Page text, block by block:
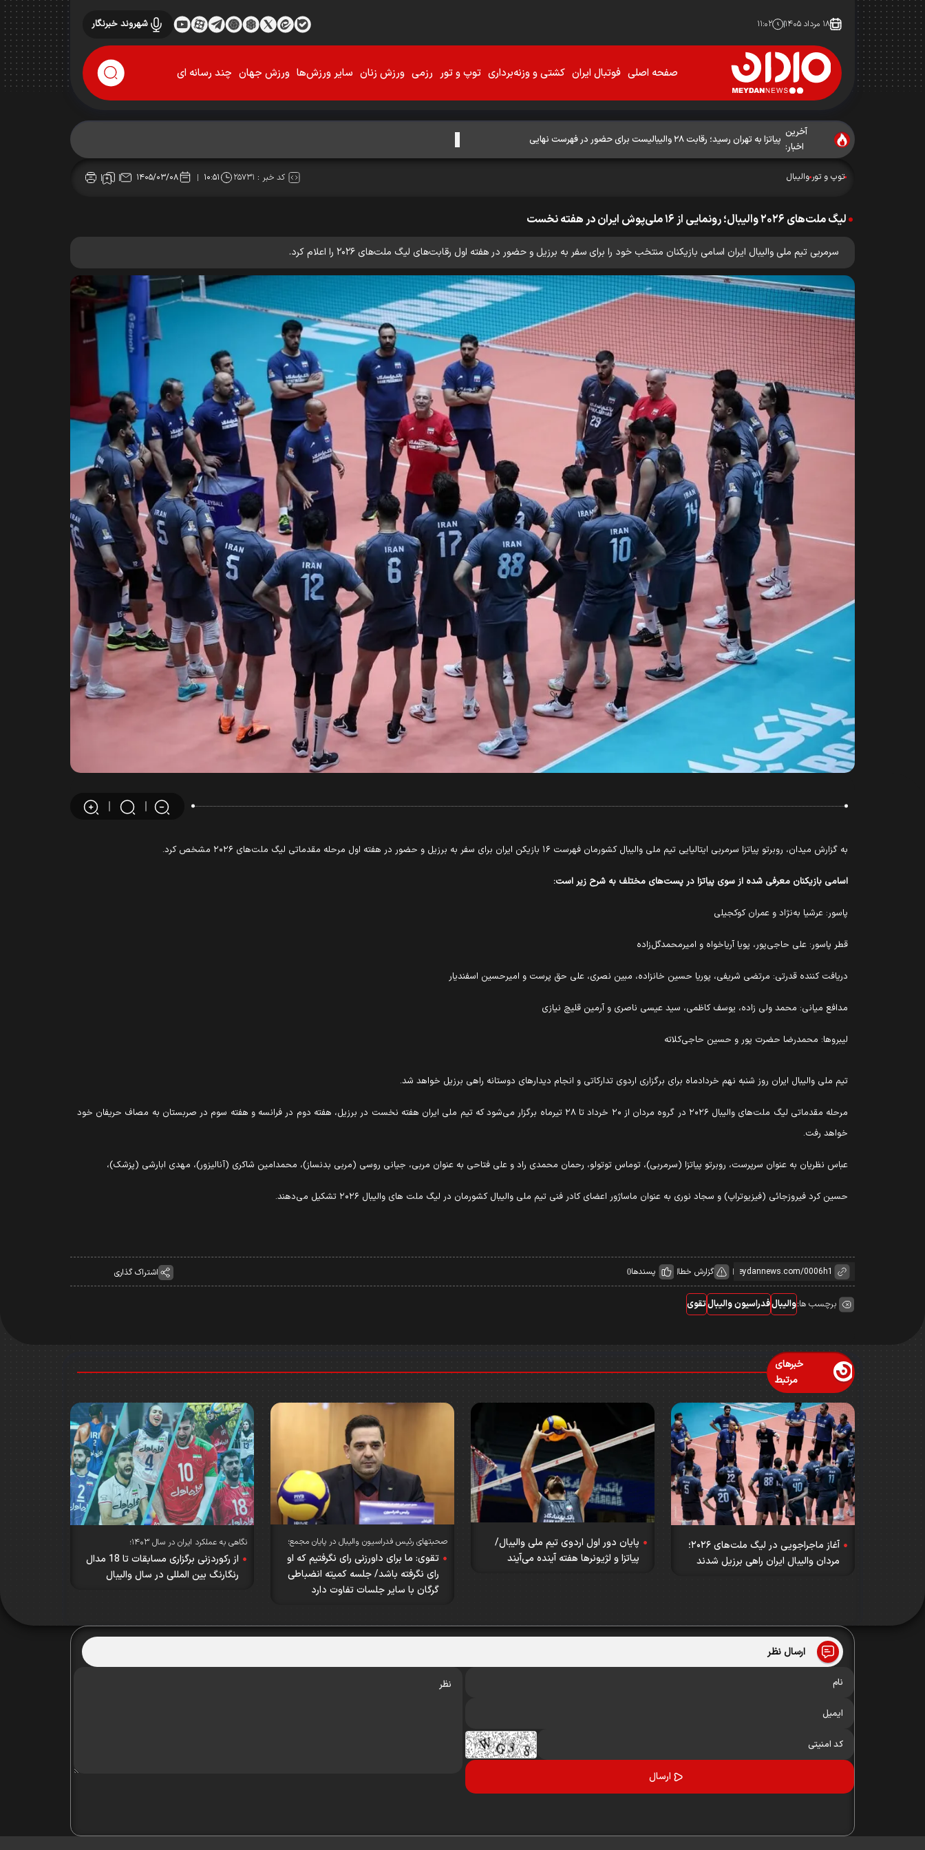
۱۸ مرداد ۱۴۰۵ ۱۱:۰۲ شهروند خبرنگار
صفحه اصلی فوتبال ایران کشتی و وزنه‌برداری توپ و تور رزمی ورزش زنان سایر ورزش‌ها ورزش جهان چند رسانه ای
آخرین
اخبار:
پیاتزا به تهران رسید؛ رقابت ۲۸ والیبالیست برای حضور در فهرست نهایی
توپ و تور والیبال کد خبر : ۲۵۷۳۱ ۱۰:۵۱ ۱۴۰۵/۰۳/۰۸
لیگ ملت‌های ۲۰۲۶ والیبال؛ رونمایی از ۱۶ ملی‌پوش ایران در هفته نخست
سرمربی تیم ملی والیبال ایران اسامی بازیکنان منتخب خود را برای سفر به برزیل و حضور در هفته اول رقابت‌های لیگ ملت‌های ۲۰۲۶ را اعلام کرد.
به گزارش میدان، روبرتو پیاتزا سرمربی ایتالیایی تیم ملی والیبال کشورمان فهرست ۱۶ بازیکن ایران برای سفر به برزیل و حضور در هفته اول مرحله مقدماتی لیگ ملت‌های ۲۰۲۶ مشخص کرد.
اسامی بازیکنان معرفی شده از سوی پیاتزا در پست‌های مختلف به شرح زیر است:
پاسور: عرشیا به‌نژاد و عمران کوکجیلی
قطر پاسور: علی حاجی‌پور، پویا آریاخواه و امیرمحمدگل‌زاده
دریافت کننده قدرتی: مرتضی شریفی، پوریا حسین خانزاده، مبین نصری، علی حق پرست و امیرحسین اسفندیار
مدافع میانی: محمد ولی زاده، یوسف کاظمی، سید عیسی ناصری و آرمین قلیچ نیازی
لیبروها: محمدرضا حضرت پور و حسین حاجی‌کلاته
تیم ملی والیبال ایران روز شنبه نهم خردادماه برای برگزاری اردوی تدارکاتی و انجام دیدارهای دوستانه راهی برزیل خواهد شد.
مرحله مقدماتی لیگ ملت‌های والیبال ۲۰۲۶ در گروه مردان از ۲۰ خرداد تا ۲۸ تیرماه برگزار می‌شود که تیم ملی ایران هفته نخست در برزیل، هفته دوم در فرانسه و هفته سوم در صربستان به مصاف حریفان خود
خواهد رفت.
عباس نظریان به عنوان سرپرست، روبرتو پیاتزا (سرمربی)، توماس توتولو، رحمان محمدی راد ‌و علی فتاحی به عنوان مربی، جیانی روسی (مربی بدنساز)، محمدامین شاکری (آنالیزور)، مهدی ابارشی (پزشک)،
حسین کرد فیروزجائی (فیزیوتراپ) و سجاد نوری به عنوان ماساژور اعضای کادر فنی تیم ملی والیبال کشورمان در لیگ ملت های والیبال ۲۰۲۶ تشکیل می‌دهند.
گزارش خطا پسندها0 اشتراک گذاری
برچسب ها:والیبالفدراسیون والیبالتقوی
خبرهای
مرتبط
آغاز ماجراجویی در لیگ ملت‌های ۲۰۲۶؛
مردان والیبال ایران راهی برزیل شدند
پایان دور اول اردوی تیم ملی والیبال/
پیاتزا و لژیونرها هفته آینده می‌آیند
صحبتهای رئیس فدراسیون والیبال در پایان مجمع؛
تقوی: ما برای داورزنی رای نگرفتیم که او
رای نگرفته باشد/ جلسه کمیته انضباطی
گرگان با سایر جلسات تفاوت دارد
نگاهی به عملکرد ایران در سال ۱۴۰۳؛
از رکوردزنی برگزاری مسابقات تا 18 مدال
رنگارنگ بین المللی در سال والیبال
ارسال نظر